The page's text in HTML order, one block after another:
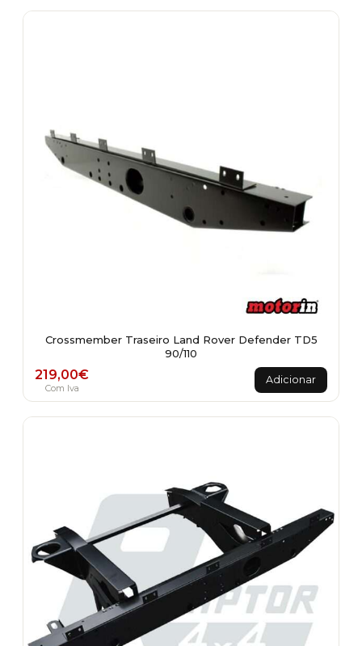
Crossmember Traseiro Land Rover Defender TD5
90/110
219,00€
Com Iva
Adicionar